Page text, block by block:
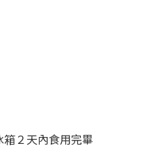
２天內食用完畢